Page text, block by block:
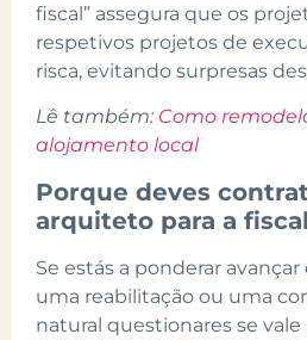
fiscal” assegura que os
respetivos projetos de
risca, evitando surpresas
Lê também: Como
alojamento local
Porque deves
arquiteto para a
Se estás a ponderar
uma reabilitação ou uma
natural questionares se